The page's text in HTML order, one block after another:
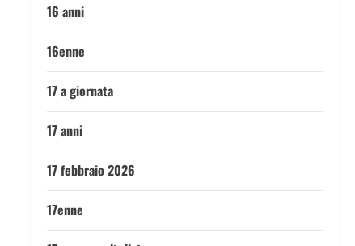
16 anni
16enne
17 a giornata
17 anni
17 febbraio 2026
17enne